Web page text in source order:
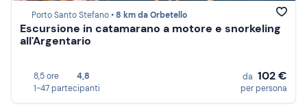
Porto Santo Stefano •8 km da Orbetello
Escursione in catamarano a motore e snorkeling
all'Argentario
8,5 ore
4,8
1-47 partecipanti
da 102 €
per persona